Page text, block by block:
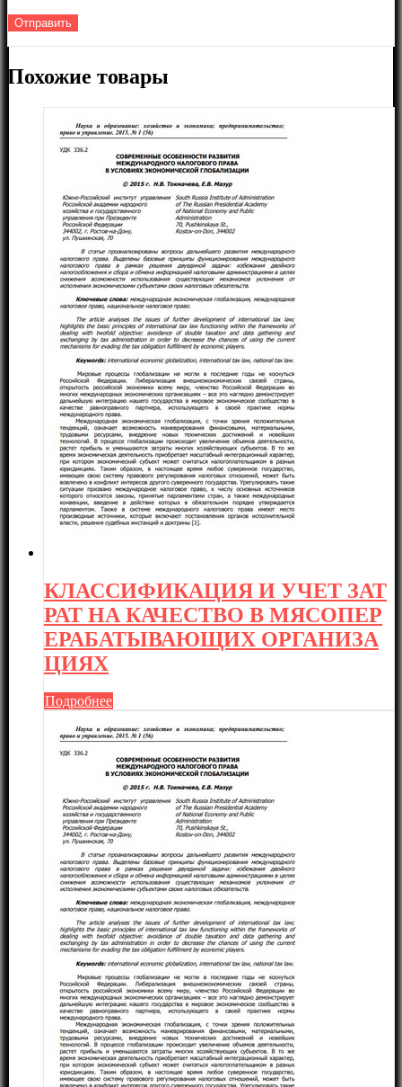
Похожие товары
КЛАССИФИКАЦИЯ И УЧЕТ ЗАТ
РАТ НА КАЧЕСТВО В МЯСОПЕР
ЕРАБАТЫВАЮЩИХ ОРГАНИЗА
ЦИЯХ
Подробнее